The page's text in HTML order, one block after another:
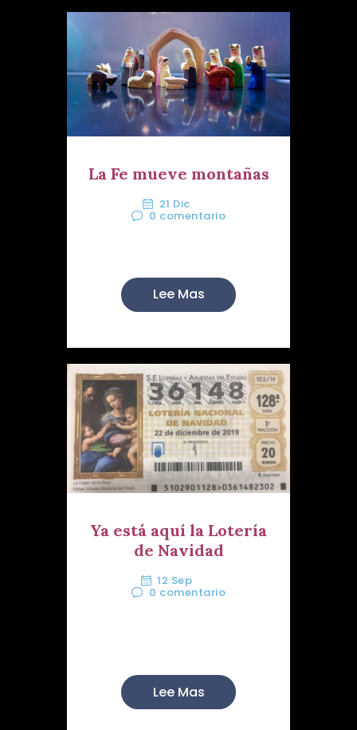
La Fe mueve montañas
21 Dic
0 comentario
Lee Mas
Ya está aquí la Lotería
de Navidad
12 Sep
0 comentario
Lee Mas